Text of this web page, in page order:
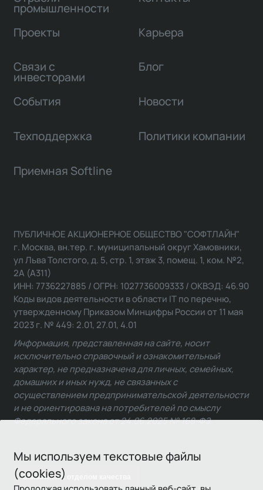
Мы используем текстовые файлы
(cookies)
промышленности
Проекты
Связи с
инвесторами
Карьера
Блог
События Новости
Техподдержка Политики компании
Приемная Softline
Связаться с отделом качества
ПУБЛИЧНОЕ АКЦИОНЕРНОЕ ОБЩЕСТВО "СОФТЛАЙН"
г. Москва, вн.тер. г. муниципальный округ Хамовники,
ул Льва Толстого, д. 5, стр. 1, этаж 3, помещ. 1, ком. №2,
2А (А311)
ИНН: 7736227885 / ОГРН: 1027736009333 / ОКВЭД: 46.90
Коды видов деятельности в области IT по перечню,
утвержденному Приказом Минцифры России от 11 мая
2023 г. № 449: 2.01, 27.01, 4.01
Информация, представленная на сайте, носит
исключительно справочный и ознакомительный
характер, не предназначена для личных, семейных,
домашних и иных нужд, не связанных с
осуществлением предпринимательской деятельности
и не ориентирована на потребителей по смыслу
Федерального закона от 24.06.2025 № 168-ФЗ.